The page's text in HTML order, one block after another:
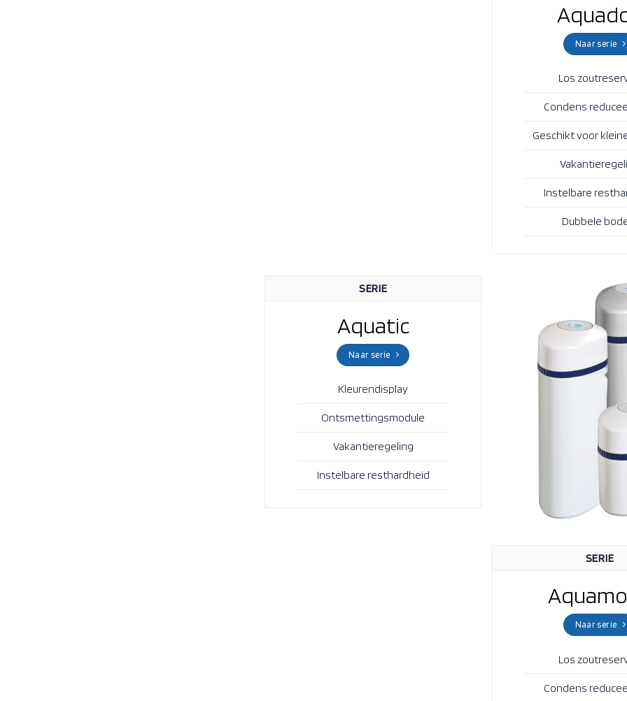
Naar serie
Los
Condens
Geschikt voor
Instelbare
Dubbele
SERIE
Aquatic
Naar serie
Kleurendisplay
Ontsmettingsmodule
Vakantieregeling
Instelbare resthardheid
SERIE
Naar serie
Los
Condens